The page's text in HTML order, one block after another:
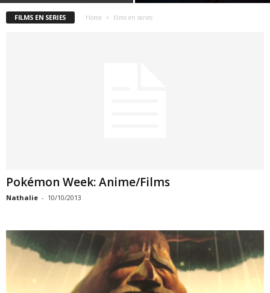
FILMS EN SERIES Home films en series
Pokémon Week: Anime/Films
Nathalie - 10/10/2013